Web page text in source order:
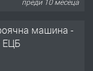
преди 10 месеца
машина -
ЕЦБ